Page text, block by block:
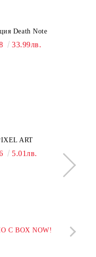
Death Note
33.99лв.
ART
5.01лв.
С BOX NOW!